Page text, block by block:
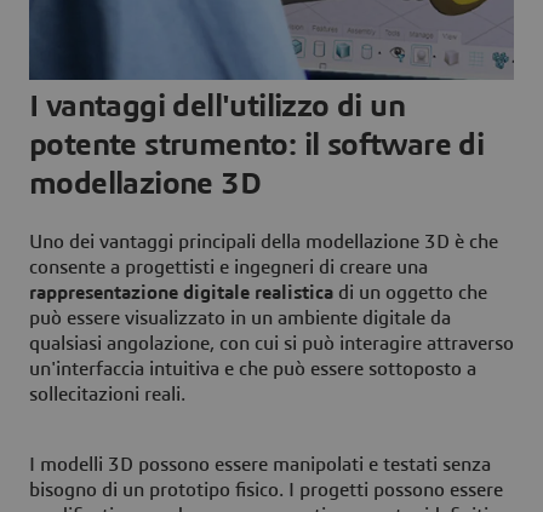
I vantaggi dell'utilizzo di un
potente strumento: il software di
modellazione 3D
Uno dei vantaggi principali della modellazione 3D è che
consente a progettisti e ingegneri di creare una
rappresentazione digitale realistica di un oggetto che
può essere visualizzato in un ambiente digitale da
qualsiasi angolazione, con cui si può interagire attraverso
un'interfaccia intuitiva e che può essere sottoposto a
sollecitazioni reali.
I modelli 3D possono essere manipolati e testati senza
bisogno di un prototipo fisico. I progetti possono essere